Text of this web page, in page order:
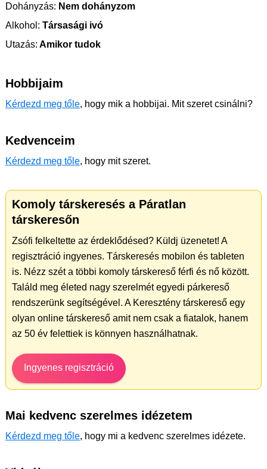
Dohányzás: Nem dohányzom
Alkohol: Társasági ivó
Utazás: Amikor tudok
Hobbijaim
Kérdezd meg tőle, hogy mik a hobbijai. Mit szeret csinálni?
Kedvenceim
Kérdezd meg tőle, hogy mit szeret.
Komoly társkeresés a Páratlan
társkeresőn
Zsófi felkeltette az érdeklődésed? Küldj üzenetet! A
regisztráció ingyenes. Társkeresés mobilon és tableten
is. Nézz szét a többi komoly társkereső férfi és nő között.
Találd meg életed nagy szerelmét egyedi párkereső
rendszerünk segítségével. A Keresztény társkereső egy
olyan online társkereső amit nem csak a fiatalok, hanem
az 50 év felettiek is könnyen használhatnak.
Ingyenes regisztráció
Mai kedvenc szerelmes idézetem
Kérdezd meg tőle, hogy mi a kedvenc szerelmes idézete.